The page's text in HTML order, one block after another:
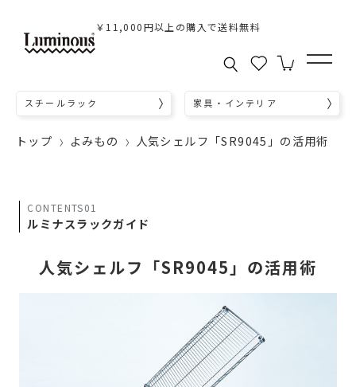
￥11,000円以上の購入で送料無料
スチールラック 家具・インテリア
トップ よみもの 人気シェルフ「SR9045」の活用術
CONTENTS01
ルミナスラックガイド
人気シェルフ「SR9045」の活用術